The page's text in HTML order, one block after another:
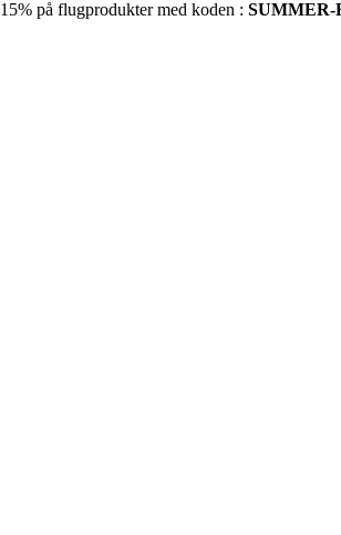
15% på flugprodukter med koden : SUMMER-